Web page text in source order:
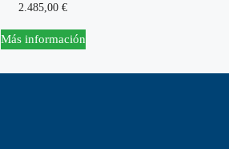
2.485,00€
Más información